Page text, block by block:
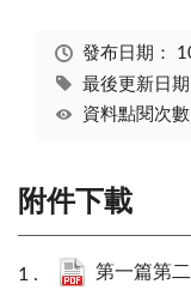
發布日期：
最後更新日
資料點閱次
附件下載
第一篇第